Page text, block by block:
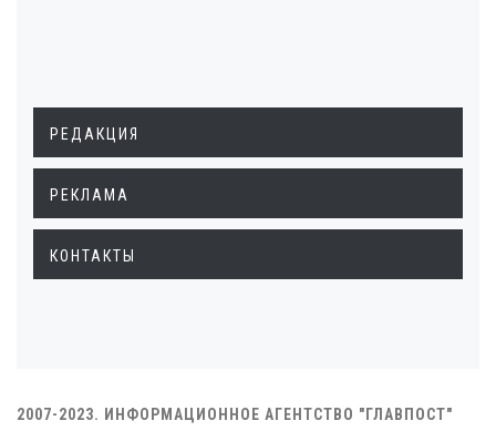
РЕДАКЦИЯ
РЕКЛАМА
КОНТАКТЫ
2007-2023. ИНФОРМАЦИОННОЕ АГЕНТСТВО "ГЛАВПОСТ"